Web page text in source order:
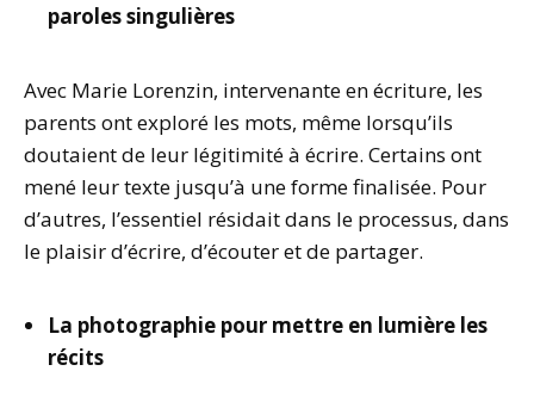
paroles singulières
Avec Marie Lorenzin, intervenante en écriture, les
parents ont exploré les mots, même lorsqu’ils
doutaient de leur légitimité à écrire. Certains ont
mené leur texte jusqu’à une forme finalisée. Pour
d’autres, l’essentiel résidait dans le processus, dans
le plaisir d’écrire, d’écouter et de partager.
La photographie pour mettre en lumière les
récits